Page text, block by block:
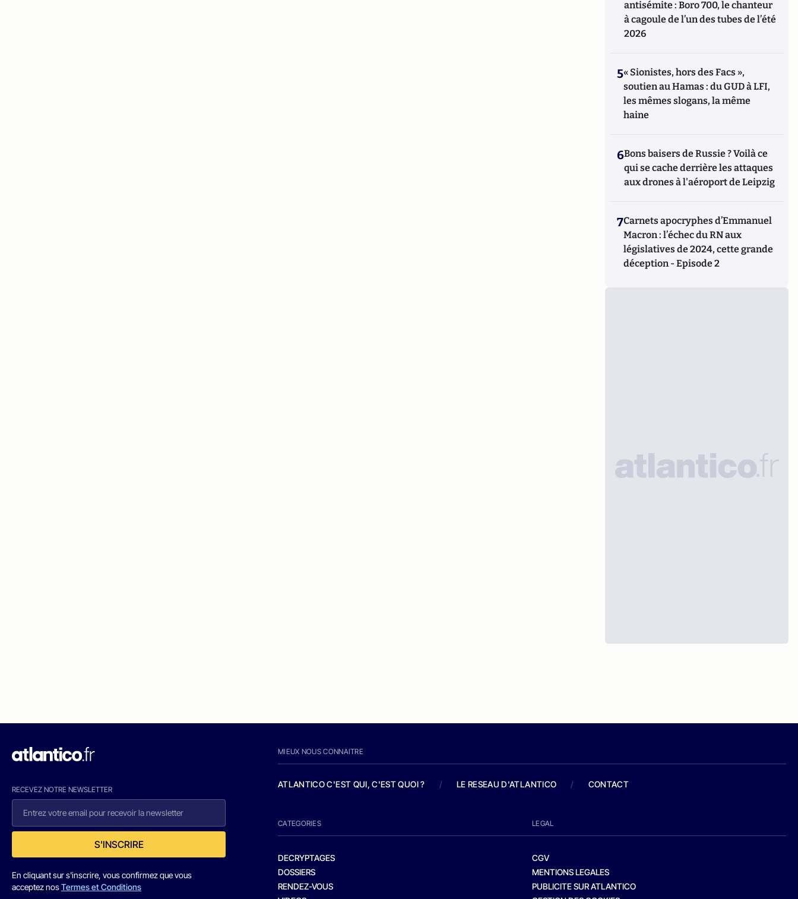
antisémite : Boro 700, le chanteur
à cagoule de l’un des tubes de l’été
2026
5« Sionistes, hors des Facs »,
soutien au Hamas : du GUD à LFI,
les mêmes slogans, la même
haine
6Bons baisers de Russie ? Voilà ce
qui se cache derrière les attaques
aux drones à l'aéroport de Leipzig
7Carnets apocryphes d’Emmanuel
Macron : l’échec du RN aux
législatives de 2024, cette grande
déception - Episode 2
RECEVEZ NOTRE NEWSLETTER
S'INSCRIRE
En cliquant sur s'inscrire, vous confirmez que vous
acceptez nosTermes et Conditions
MIEUX NOUS CONNAITRE
ATLANTICO C'EST QUI, C'EST QUOI ? / LE RESEAU D'ATLANTICO / CONTACT
CATEGORIES
DECRYPTAGES
DOSSIERS
RENDEZ-VOUS
LEGAL
CGV
MENTIONS LEGALES
PUBLICITE SUR ATLANTICO